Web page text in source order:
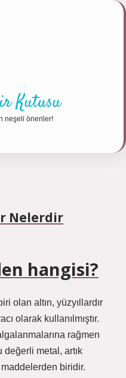
Kutusu
neşeli öneriler!
Nelerdir
hangisi?
olan altın, yüzyıllardır
olarak kullanılmıştır.
rağmen
değerli metal, artık
maddelerden biridir.